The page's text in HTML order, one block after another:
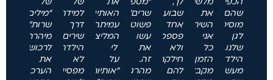
שהם
מוסיפים
לגן
שלנו.
הילדים
מעשירים
את
השירים.
אני
כל
הזמן
מקבלת
שבוע
אחד
פספסתי
ולא
חילקתי
להם
שרים"
פשוט
עשו
את
זה.
מהרגע
האותיות.
עמיתה
המליצה
לי
על
"אותיות
למידה
דרך
שירים.
הילדה
לא
מפסיקה
"מילים
שרות"
מיהרתי
לרכוש
את
הערכה.